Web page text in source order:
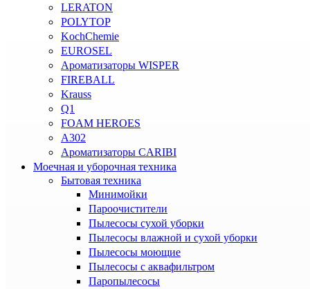
LERATON
POLYTOP
KochChemie
EUROSEL
Ароматизаторы WISPER
FIREBALL
Krauss
Q1
FOAM HEROES
A302
Ароматизаторы CARIBI
Моечная и уборочная техника
Бытовая техника
Минимойки
Пароочистители
Пылесосы сухой уборки
Пылесосы влажной и сухой уборки
Пылесосы моющие
Пылесосы с аквафильтром
Паропылесосы